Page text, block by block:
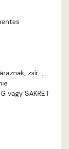
D
zsír-,
vagy SAKRET